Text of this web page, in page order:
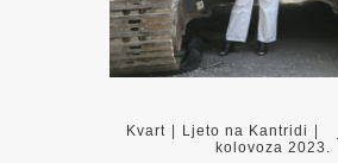
Kvart Ljeto na Kantridi
kolovoza 2023.